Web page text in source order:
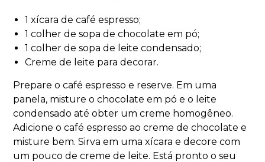
1 xícara de café espresso;
1 colher de sopa de chocolate em pó;
1 colher de sopa de leite condensado;
Creme de leite para decorar.
Prepare o café espresso e reserve. Em uma
panela, misture o chocolate em pó e o leite
condensado até obter um creme homogêneo.
Adicione o café espresso ao creme de chocolate e
misture bem. Sirva em uma xícara e decore com
um pouco de creme de leite. Está pronto o seu